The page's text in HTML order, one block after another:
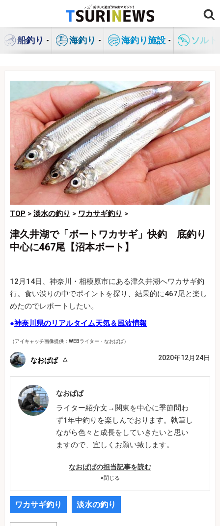
ン
船釣り 海釣り 海釣り施設 ソル
TOP > 淡水の釣り > ワカサギ釣り >
津久井湖で「ボートワカサギ」快釣 底釣り
中心に467尾【沼本ボート】
12月14日、神奈川・相模原市にある津久井湖へワカサギ釣
行。食い渋りの中でポイントを探り、結果的に467尾と楽し
めたのでレポートしたい。
●神奈川県のリアルタイム天気＆風波情報
（アイキャッチ画像提供：WEBライター・なおぱぱ）
なおぱぱ 2020年12月24日
なおぱぱ
ライター紹介文→関東を中心に季節問わ
ず1年中釣りを楽しんでおります。執筆し
ながら色々と成長をしていきたいと思い
ますので、宜しくお願い致します。
なおぱぱの担当記事を読む
×閉じる
ワカサギ釣り 淡水の釣り